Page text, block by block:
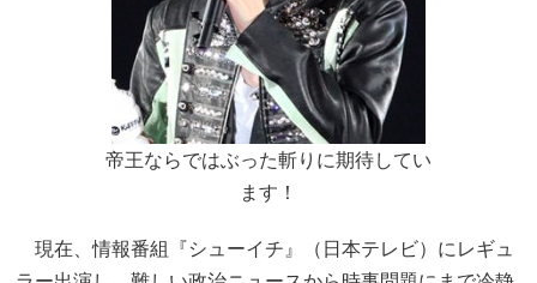
帝王ならではぶった斬りに期待してい
ます！
現在、情報番組『シューイチ』（日本テレビ）にレギュ